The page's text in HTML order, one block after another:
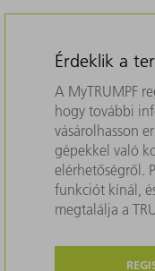
Érdeklik a
A MyTRUMPF
hogy további
vásárolhasson
gépekkel való
elérhetőségről.
funkciót kínál,
megtalálja a